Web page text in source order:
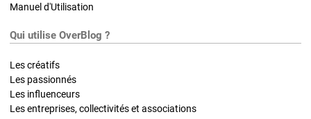
Manuel d'Utilisation
Qui utilise OverBlog ?
Les créatifs
Les passionnés
Les influenceurs
Les entreprises, collectivités et associations